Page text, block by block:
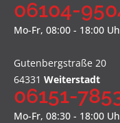
06104-
Mo-Fr, 08:00 - 18:00
Gutenbergstraße 20
64331 Weiterstadt
06151-
Mo-Fr, 08:30 - 18:00